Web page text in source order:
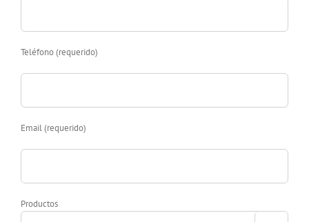
Teléfono (requerido)
Email (requerido)
Productos